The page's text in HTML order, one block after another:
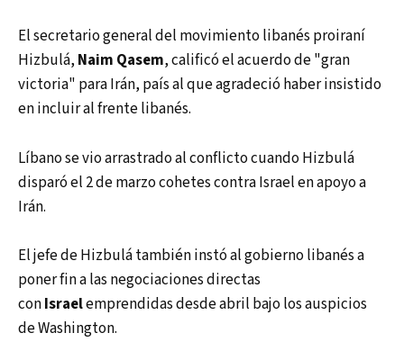
El secretario general del movimiento libanés proiraní
Hizbulá, Naim Qasem, calificó el acuerdo de "gran
victoria" para Irán, país al que agradeció haber insistido
en incluir al frente libanés.
Líbano se vio arrastrado al conflicto cuando Hizbulá
disparó el 2 de marzo cohetes contra Israel en apoyo a
Irán.
El jefe de Hizbulá también instó al gobierno libanés a
poner fin a las negociaciones directas
conIsraelemprendidas desde abril bajo los auspicios
de Washington.